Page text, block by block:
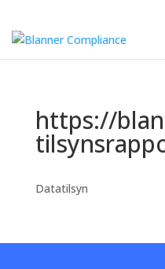
https://
Datatilsyn